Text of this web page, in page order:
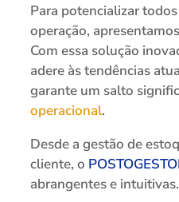
Para potencializar
operação,
Com essa solução
adere às tendências
garante um salto
operacional.
Desde a gestão de
cliente, o
abrangentes e intuitivas.